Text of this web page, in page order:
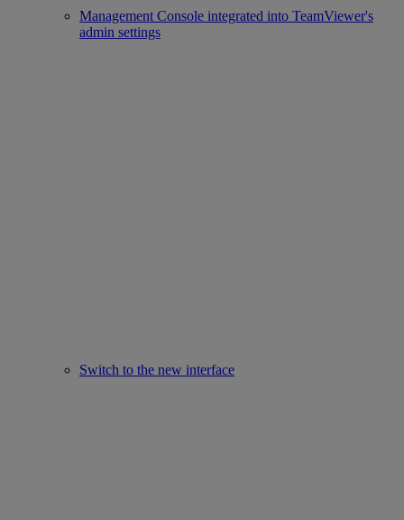
Management Console integrated into TeamViewer's
admin settings
Switch to the new interface